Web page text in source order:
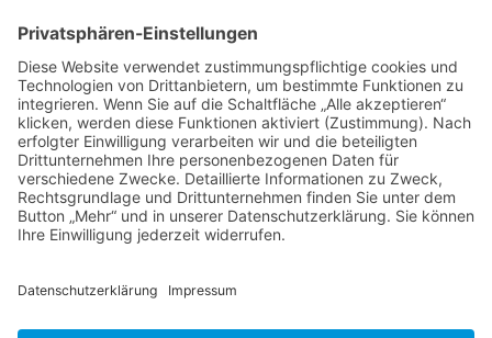
Rosen, die vergeblich auf einen Remontier-
Schnitt warteten und ein bei manchen Pflanzen
…Impressionen
August
September
20
Liebe Leser! Ihr könnt euch per E-Mail
informieren lassen, wenn neue Artikel auf
Wurzerlsgarten erscheinen.Folgt dafür einfach
diesem Link und gebt dort eure E-Mailadresse
30. September 2020